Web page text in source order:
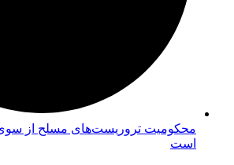
محکومیت تروریست‌های مسلح از
است